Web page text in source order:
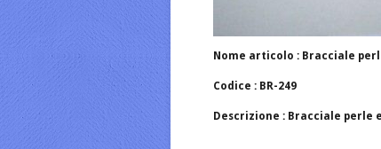
Nome articolo : Bracciale
Codice : BR-249
Descrizione : Bracciale perle